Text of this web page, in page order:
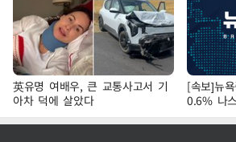
英유명 여배우, 큰 교통사고서 기
아차 덕에 살았다
[속보]뉴
0.6% 나